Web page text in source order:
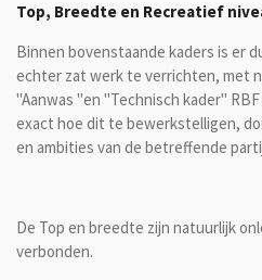
Top, Breedte en Recreatief
Binnen bovenstaande kaders is er
echter zat werk te verrichten, met
"Aanwas "en "Technisch kader"
exact hoe dit te bewerkstelligen,
en ambities van de betreffende
De Top en breedte zijn natuurlijk
verbonden.